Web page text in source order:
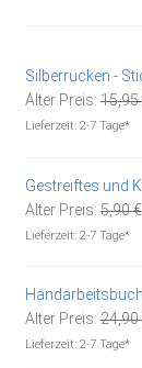
Silberrücken -
Alter Preis: 15,95
Lieferzeit: 2-7 Tage*
Gestreiftes und
Alter Preis: 5,90€
Lieferzeit: 2-7 Tage*
Alter Preis: 24,90
Lieferzeit: 2-7 Tage*